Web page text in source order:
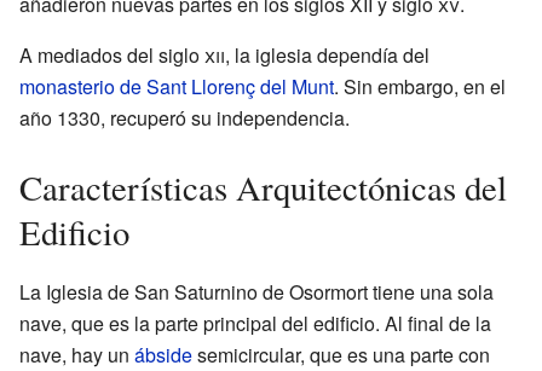
A mediados del sigloxii, la iglesia dependía del
monasterio de Sant Llorenç del Munt. Sin embargo, en el
año 1330, recuperó su independencia.
Características Arquitectónicas del
Edificio
La Iglesia de San Saturnino de Osormort tiene una sola
nave, que es la parte principal del edificio. Al final de la
nave, hay un ábsidesemicircular, que es una parte con